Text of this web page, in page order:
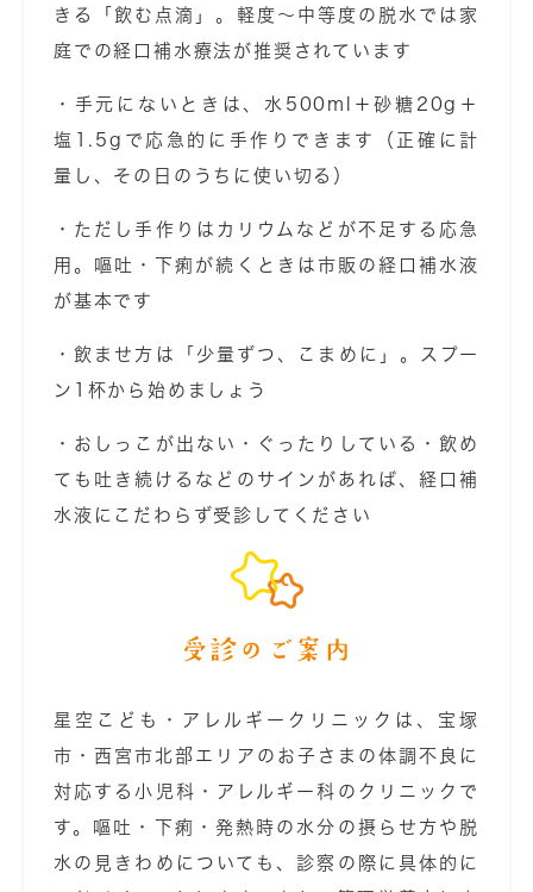
きる「飲む点滴」。軽度〜中等度の脱水では家
庭での経口補水療法が推奨されています
・手元にないときは、水500ml＋砂糖20g＋
塩1.5gで応急的に手作りできます（正確に計
量し、その日のうちに使い切る）
・ただし手作りはカリウムなどが不足する応急
用。嘔吐・下痢が続くときは市販の経口補水液
が基本です
・飲ませ方は「少量ずつ、こまめに」。スプー
ン1杯から始めましょう
・おしっこが出ない・ぐったりしている・飲め
ても吐き続けるなどのサインがあれば、経口補
水液にこだわらず受診してください
受診のご案内
星空こども・アレルギークリニックは、宝塚
市・西宮市北部エリアのお子さまの体調不良に
対応する小児科・アレルギー科のクリニックで
す。嘔吐・下痢・発熱時の水分の摂らせ方や脱
水の見きわめについても、診察の際に具体的に